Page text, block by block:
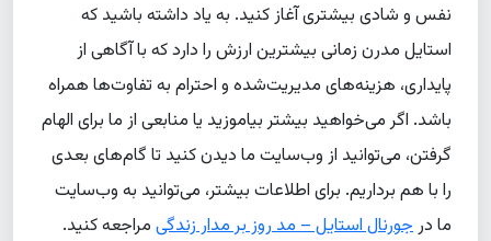
نفس و شادی بیشتری آغاز کنید. به یاد داشته باشید که
استایل مدرن زمانی بیشترین ارزش را دارد که با آگاهی از
پایداری، هزینه‌های مدیریت‌شده و احترام به تفاوت‌ها همراه
باشد. اگر می‌خواهید بیشتر بیاموزید یا منابعی از ما برای الهام
گرفتن، می‌توانید از وب‌سایت ما دیدن کنید تا گام‌های بعدی
را با هم برداریم. برای اطلاعات بیشتر، می‌توانید به وب‌سایت
ما درجورنال استایل – مد روز بر مدار زندگیمراجعه کنید.